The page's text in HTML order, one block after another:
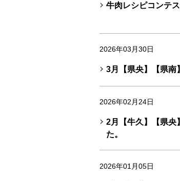
牛肉レシピコンテ
2026年03月30日
3月【県央】【県南
2026年02月24日
2月【牛久】【県央
た。
2026年01月05日